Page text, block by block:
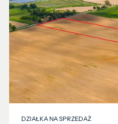
DZIAŁKA NA SPRZEDAŻ